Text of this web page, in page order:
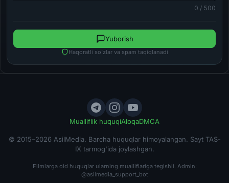
0 / 500
Haqoratli so'zlar va spam taqiqlanadi
Yuborish
Mualliflik huquqiAloqaDMCA
© 2015–2026 AsilMedia. Barcha huquqlar himoyalangan. Sayt TAS-
IX tarmog'ida joylashgan.
Filmlarga oid huquqlar ularning mualliflariga tegishli. Admin:
@asilmedia_support_bot